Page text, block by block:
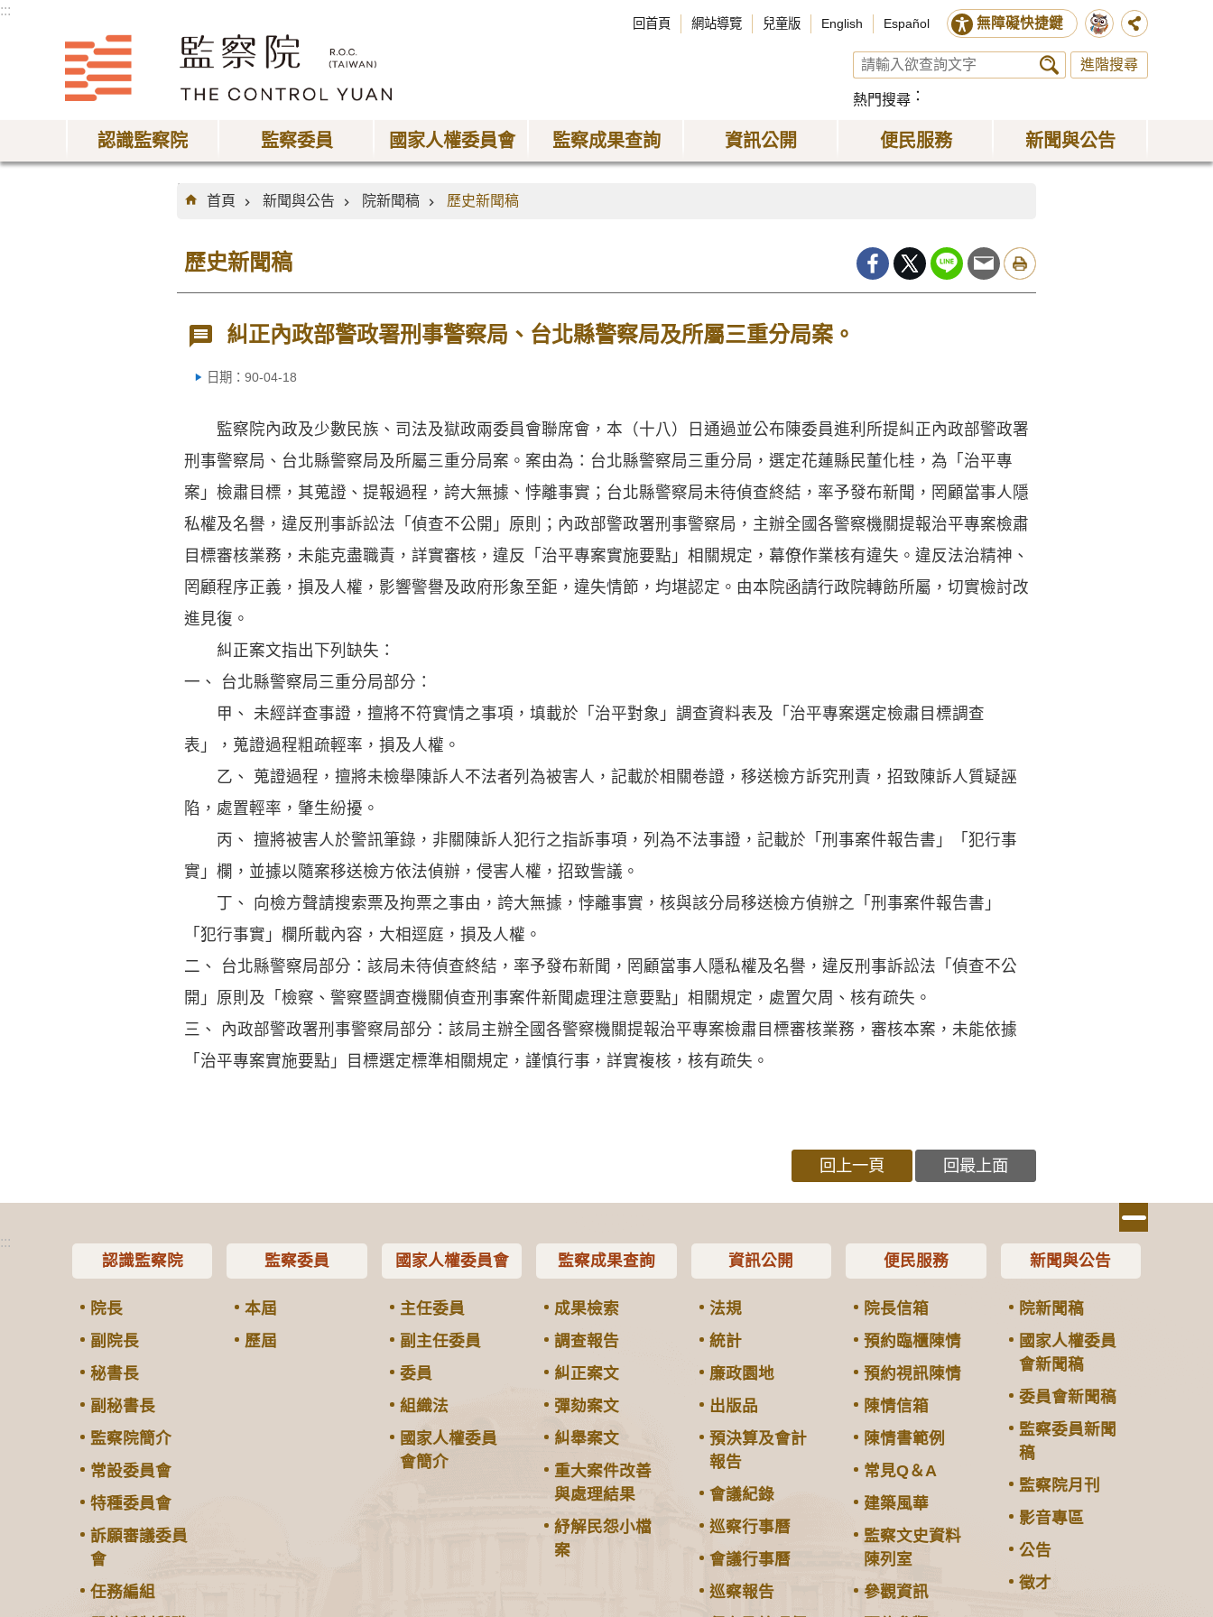
:::
回首頁 網站導覽 兒童版 English Español 無障礙快捷鍵
進階搜尋
熱門搜尋
認識監察院 監察委員 國家人權委員會 監察成果查詢 資訊公開 便民服務 新聞與公告
:::
首頁
新聞與公告 院新聞稿 歷史新聞稿
歷史新聞稿
糾正內政部警政署刑事警察局、台北縣警察局及所屬三重分局案。
日期：90-04-18
監察院內政及少數民族、司法及獄政兩委員會聯席會，本（十八）日通過並公布陳委員進利所提糾正內政部警政署
刑事警察局、台北縣警察局及所屬三重分局案。案由為：台北縣警察局三重分局，選定花蓮縣民董化桂，為「治平專
案」檢肅目標，其蒐證、提報過程，誇大無據、悖離事實；台北縣警察局未待偵查終結，率予發布新聞，罔顧當事人隱
私權及名譽，違反刑事訴訟法「偵查不公開」原則；內政部警政署刑事警察局，主辦全國各警察機關提報治平專案檢肅
目標審核業務，未能克盡職責，詳實審核，違反「治平專案實施要點」相關規定，幕僚作業核有違失。違反法治精神、
罔顧程序正義，損及人權，影響警譽及政府形象至鉅，違失情節，均堪認定。由本院函請行政院轉飭所屬，切實檢討改
進見復。
糾正案文指出下列缺失：
一、 台北縣警察局三重分局部分：
甲、 未經詳查事證，擅將不符實情之事項，填載於「治平對象」調查資料表及「治平專案選定檢肅目標調查
表」，蒐證過程粗疏輕率，損及人權。
乙、 蒐證過程，擅將未檢舉陳訴人不法者列為被害人，記載於相關卷證，移送檢方訴究刑責，招致陳訴人質疑誣
陷，處置輕率，肇生紛擾。
丙、 擅將被害人於警訊筆錄，非關陳訴人犯行之指訴事項，列為不法事證，記載於「刑事案件報告書」「犯行事
實」欄，並據以隨案移送檢方依法偵辦，侵害人權，招致訾議。
丁、 向檢方聲請搜索票及拘票之事由，誇大無據，悖離事實，核與該分局移送檢方偵辦之「刑事案件報告書」
「犯行事實」欄所載內容，大相逕庭，損及人權。
二、 台北縣警察局部分：該局未待偵查終結，率予發布新聞，罔顧當事人隱私權及名譽，違反刑事訴訟法「偵查不公
開」原則及「檢察、警察暨調查機關偵查刑事案件新聞處理注意要點」相關規定，處置欠周、核有疏失。
三、 內政部警政署刑事警察局部分：該局主辦全國各警察機關提報治平專案檢肅目標審核業務，審核本案，未能依據
「治平專案實施要點」目標選定標準相關規定，謹慎行事，詳實複核，核有疏失。
回上一頁 回最上面
:::
認識監察院
院長
副院長
秘書長
副秘書長
監察院簡介
常設委員會
特種委員會
訴願審議委員
會
任務編組
監察委員
本屆
歷屆
國家人權委員會
主任委員
副主任委員
委員
組織法
國家人權委員
會簡介
監察成果查詢
成果檢索
調查報告
糾正案文
彈劾案文
糾舉案文
重大案件改善
與處理結果
紓解民怨小檔
案
資訊公開
法規
統計
廉政園地
出版品
預決算及會計
報告
會議紀錄
巡察行事曆
會議行事曆
巡察報告
便民服務
院長信箱
預約臨櫃陳情
預約視訊陳情
陳情信箱
陳情書範例
常見Q＆A
建築風華
監察文史資料
陳列室
參觀資訊
新聞與公告
院新聞稿
國家人權委員
會新聞稿
委員會新聞稿
監察委員新聞
稿
監察院月刊
影音專區
公告
徵才